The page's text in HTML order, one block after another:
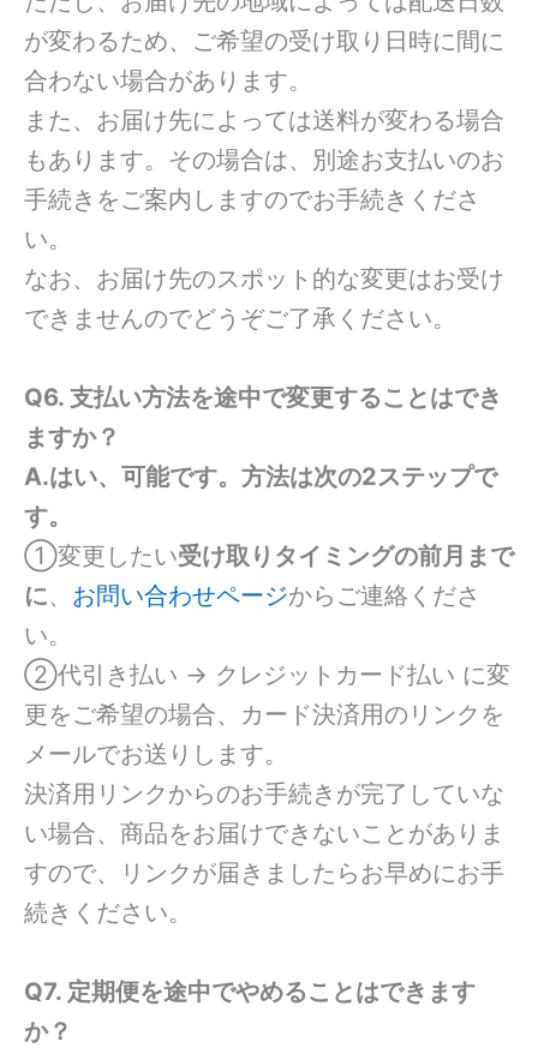
が変わるため、ご希望の受け取り日時に間に
合わない場合があります。
また、お届け先によっては送料が変わる場合
もあります。その場合は、別途お支払いのお
手続きをご案内しますのでお手続きくださ
い。
なお、お届け先のスポット的な変更はお受け
できませんのでどうぞご了承ください。
Q6. 支払い方法を途中で変更することはでき
ますか？
A.はい、可能です。方法は次の2ステップで
す。
①変更したい受け取りタイミングの前月まで
に、 お問い合わせページからご連絡くださ
い。
②代引き払い → クレジットカード払い に変
更をご希望の場合、カード決済用のリンクを
メールでお送りします。
決済用リンクからのお手続きが完了していな
い場合、商品をお届けできないことがありま
すので、リンクが届きましたらお早めにお手
続きください。
Q7. 定期便を途中でやめることはできます
か？